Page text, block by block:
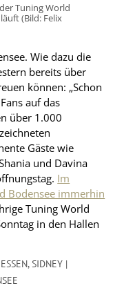
Tuning World
(Bild: Felix
Wie dazu die
bereits über
können: „Schon
auf das
über 1.000
Gäste wie
und Davina
Im
Bodensee immerhin
Tuning World
in den Hallen
,SIDNEY |